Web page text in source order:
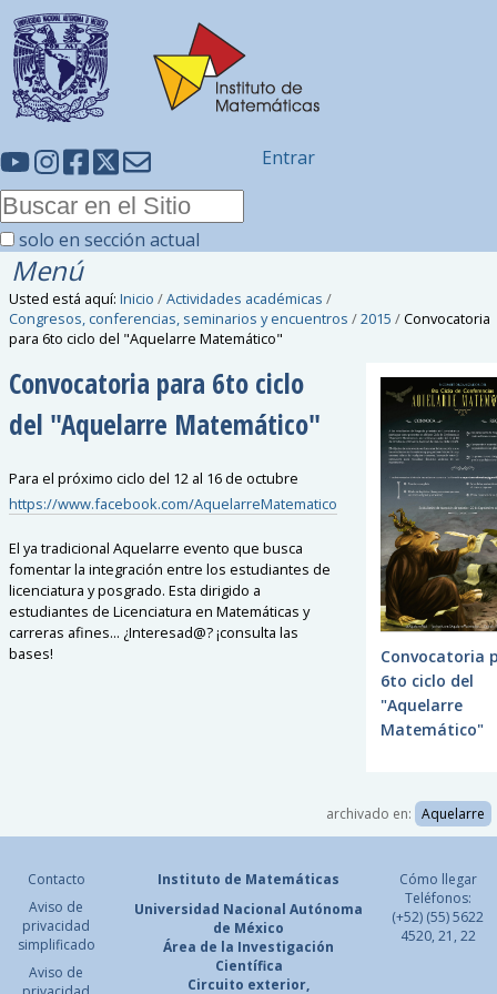
solo en sección actual
Entrar
Menú
Usted está aquí: Inicio /Actividades académicas /
Congresos, conferencias, seminarios y encuentros /2015 /Convocatoria
para 6to ciclo del "Aquelarre Matemático"
Convocatoria para 6to ciclo
del "Aquelarre Matemático"
Para el próximo ciclo del 12 al 16 de octubre
https://www.facebook.com/AquelarreMatematico
El ya tradicional Aquelarre evento que busca
fomentar la integración entre los estudiantes de
licenciatura y posgrado. Esta dirigido a
estudiantes de Licenciatura en Matemáticas y
carreras afines... ¿Interesad@? ¡consulta las
bases!
Convocatoria
6to ciclo del
"Aquelarre
Matemático"
archivado en: Aquelarre
Contacto
Aviso de
privacidad
simplificado
Aviso de
Instituto de Matemáticas
Universidad Nacional Autónoma
de México
Área de la Investigación
Científica
Circuito exterior,
Cómo llegar
Teléfonos:
(+52) (55) 5622
4520, 21, 22